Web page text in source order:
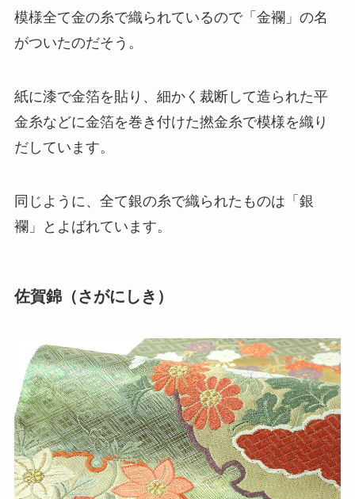
模様全て金の糸で織られているので「金襴」の名
がついたのだそう。
紙に漆で金箔を貼り、細かく裁断して造られた平
金糸などに金箔を巻き付けた撚金糸で模様を織り
だしています。
同じように、全て銀の糸で織られたものは「銀
襴」とよばれています。
佐賀錦（さがにしき）